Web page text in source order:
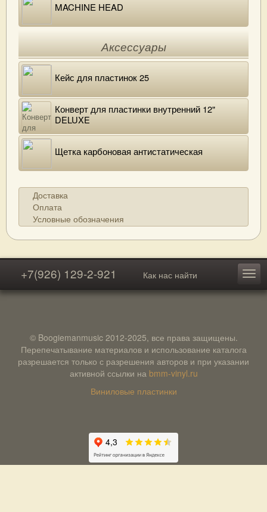
MACHINE HEAD
Аксессуары
Кейс для пластинок 25
Конверт для пластинки внутренний 12"
DELUXE
Щетка карбоновая антистатическая
Доставка
Оплата
Условные обозначения
+7(926) 129-2-921 Как нас найти
© Boogiemanmusic 2012-2025, все права защищены.
Перепечатывание материалов и использование каталога
разрешается только с разрешения авторов и при указании
активной ссылки на bmm-vinyl.ru
Виниловые пластинки